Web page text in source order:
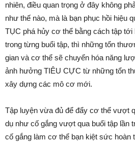
nhiên, điều quan trọng ở đây không
như thế nào, mà là bạn phục hồi hiệu
TỤC phá hủy cơ thể bằng cách tập
trong từng buổi tập, thì những tổn
gian và cơ thể sẽ chuyển hóa năng
ảnh hưởng TIÊU CỰC từ những tổn
xây dựng các mô cơ mới.
Tập luyện vừa đủ để đẩy cơ thể vượt
dụ như cố gắng vượt qua buổi tập lần
cố gắng làm cơ thể bạn kiệt sức hoàn